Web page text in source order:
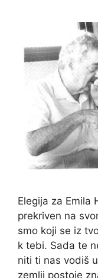
Elegija za Emila
prekriven na
smo koji se iz
k tebi. Sada te
niti ti nas vodiš
zemlji postoje